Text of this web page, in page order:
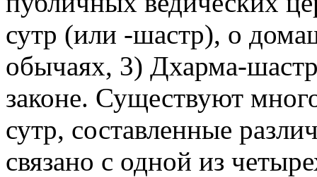
сутр (или -шастр), о
обычаях, 3) Дхарма-
законе. Существуют
сутр, составленные
связано с одной из